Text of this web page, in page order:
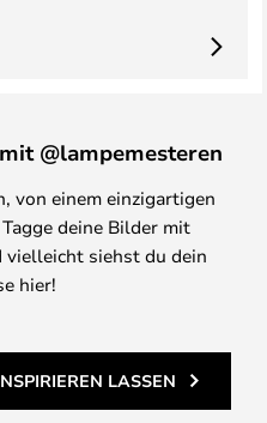
@lampemesteren
von einem einzigartigen
deine Bilder mit
vielleicht siehst du dein
hier!
LASSEN